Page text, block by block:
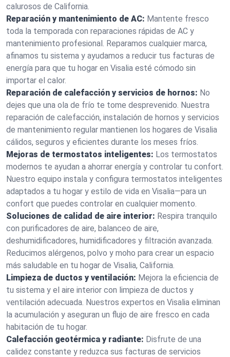
calurosos de California.
Reparación y mantenimiento de AC: Mantente fresco
toda la temporada con reparaciones rápidas de AC y
mantenimiento profesional. Reparamos cualquier marca,
afinamos tu sistema y ayudamos a reducir tus facturas de
energía para que tu hogar en Visalia esté cómodo sin
importar el calor.
Reparación de calefacción y servicios de hornos: No
dejes que una ola de frío te tome desprevenido. Nuestra
reparación de calefacción, instalación de hornos y servicios
de mantenimiento regular mantienen los hogares de Visalia
cálidos, seguros y eficientes durante los meses fríos.
Mejoras de termostatos inteligentes: Los termostatos
modernos te ayudan a ahorrar energía y controlar tu confort.
Nuestro equipo instala y configura termostatos inteligentes
adaptados a tu hogar y estilo de vida en Visalia—para un
confort que puedes controlar en cualquier momento.
Soluciones de calidad de aire interior: Respira tranquilo
con purificadores de aire, balanceo de aire,
deshumidificadores, humidificadores y filtración avanzada.
Reducimos alérgenos, polvo y moho para crear un espacio
más saludable en tu hogar de Visalia, California.
Limpieza de ductos y ventilación: Mejora la eficiencia de
tu sistema y el aire interior con limpieza de ductos y
ventilación adecuada. Nuestros expertos en Visalia eliminan
la acumulación y aseguran un flujo de aire fresco en cada
habitación de tu hogar.
Calefacción geotérmica y radiante: Disfrute de una
calidez constante y reduzca sus facturas de servicios